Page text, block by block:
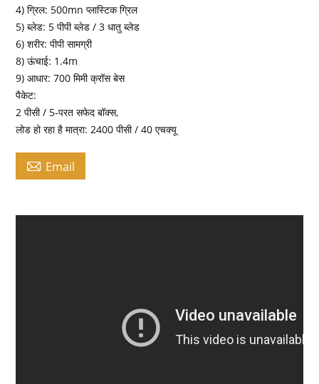
4) ग्रिल: 500mn प्लास्टिक ग्रिल
5) ब्लेड: 5 पीपी ब्लेड / 3 धातु ब्लेड
6) शरीर: पीपी सामग्री
8) ऊंचाई: 1.4m
9) आधार: 700 मिमी क्रॉस बेस
पैकेट:
2 पीसी / 5-परत सफेद बॉक्स,
लोड हो रहा है मात्रा: 2400 पीसी / 40 एचक्यू
 Email